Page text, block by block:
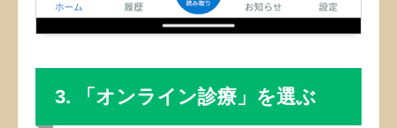
3. 「オンライン診療」を選ぶ